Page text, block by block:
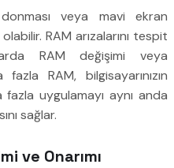
donması veya mavi ekran
RAM arızalarını tespit
RAM değişimi veya
RAM, bilgisayarınızın
fazla uygulamayı aynı anda
sağlar.
ve Onarımı